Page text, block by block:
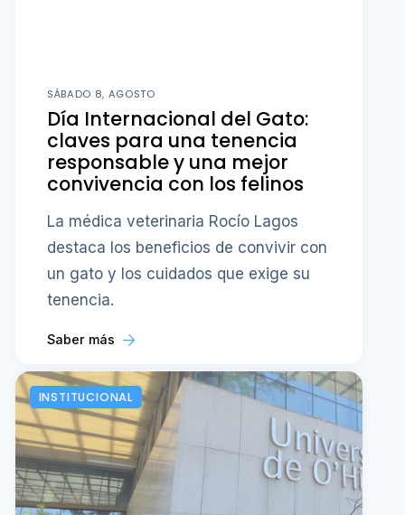
SÁBADO 8, AGOSTO
Día Internacional del Gato:
claves para una tenencia
responsable y una mejor
convivencia con los felinos
La médica veterinaria Rocío Lagos
destaca los beneficios de convivir con
un gato y los cuidados que exige su
tenencia.
Saber más
INSTITUCIONAL